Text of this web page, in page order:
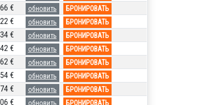
€ обновить БРОНИРОВАТЬ
€ обновить БРОНИРОВАТЬ
€ обновить БРОНИРОВАТЬ
€ обновить БРОНИРОВАТЬ
€ обновить БРОНИРОВАТЬ
€ обновить БРОНИРОВАТЬ
€ обновить БРОНИРОВАТЬ
€ обновить БРОНИРОВАТЬ